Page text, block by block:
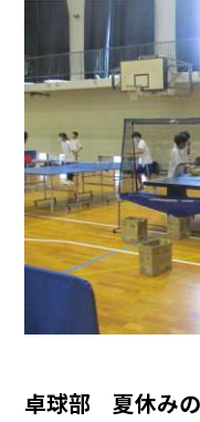
卓球部 夏休み